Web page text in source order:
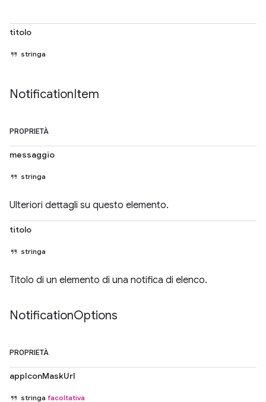
titolo
stringa
NotificationItem
PROPRIETÀ
messaggio
stringa
Ulteriori dettagli su questo elemento.
titolo
stringa
Titolo di un elemento di una notifica di elenco.
NotificationOptions
PROPRIETÀ
appIconMaskUrl
stringa facoltativa